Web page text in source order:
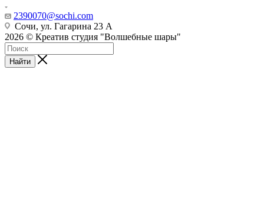
2390070@sochi.com
Сочи, ул. Гагарина 23 А
2026 © Креатив студия "Волшебные шары"
Найти